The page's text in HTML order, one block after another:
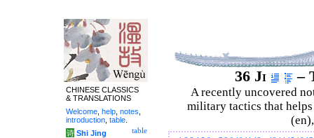
36 Ji –
A recently uncovered
military tactics that
CHINESE CLASSICS
& TRANSLATIONS
Welcome help notes
introduction table
table
诗 Shi Jing